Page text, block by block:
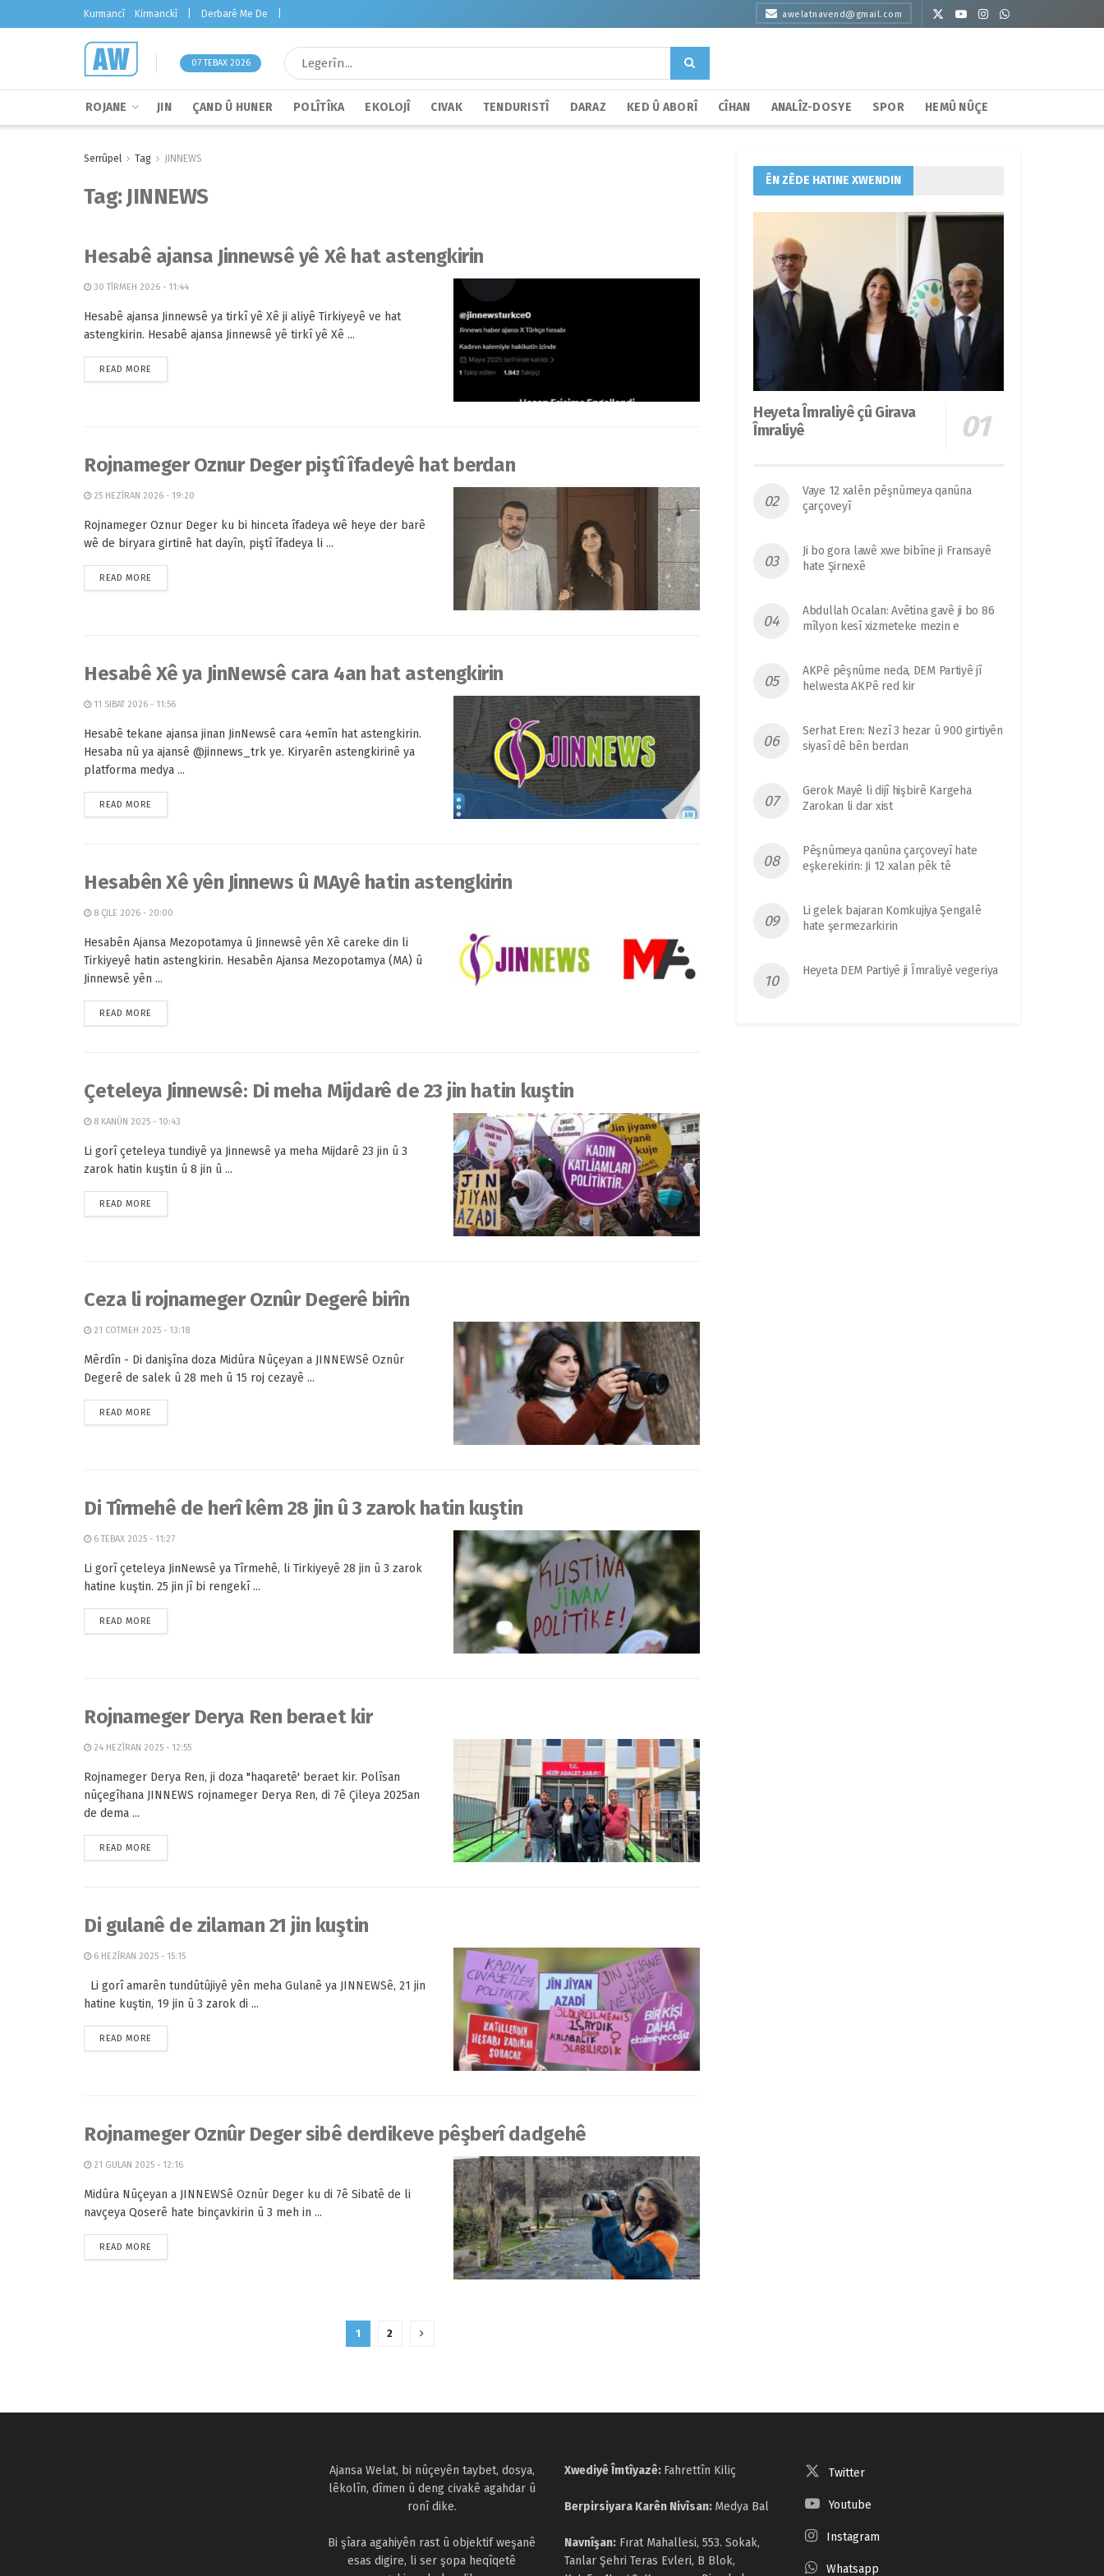
Kurmancî Kirmanckî Derbarê Me De awelatnavend@gmail.com
07 TEBAX 2026
ROJANE JIN ÇAND Û HUNER POLÎTÎKA EKOLOJÎ CIVAK TENDURISTÎ DARAZ KED Û ABORÎ CÎHAN ANALÎZ-DOSYE SPOR HEMÛ NÛÇE
Serrûpel Tag JINNEWS
Tag:JINNEWS
Hesabê ajansa Jinnewsê yê Xê hat astengkirin
30 TÎRMEH 2026 - 11:44
Hesabê ajansa Jinnewsê ya tirkî yê Xê ji aliyê Tirkiyeyê ve hat
astengkirin. Hesabê ajansa Jinnewsê yê tirkî yê Xê ...
READ MORE
Rojnameger Oznur Deger piştî îfadeyê hat berdan
25 HEZÎRAN 2026 - 19:20
Rojnameger Oznur Deger ku bi hinceta îfadeya wê heye der barê
wê de biryara girtinê hat dayîn, piştî îfadeya li ...
READ MORE
Hesabê Xê ya JinNewsê cara 4an hat astengkirin
11 SIBAT 2026 - 11:56
Hesabê tekane ajansa jinan JinNewsê cara 4emîn hat astengkirin.
Hesaba nû ya ajansê @jinnews_trk ye. Kiryarên astengkirinê ya
platforma medya ...
READ MORE
Hesabên Xê yên Jinnews û MAyê hatin astengkirin
8 ÇILE 2026 - 20:00
Hesabên Ajansa Mezopotamya û Jinnewsê yên Xê careke din li
Tirkiyeyê hatin astengkirin. Hesabên Ajansa Mezopotamya (MA) û
Jinnewsê yên ...
READ MORE
Çeteleya Jinnewsê: Di meha Mijdarê de 23 jin hatin kuştin
8 KANÛN 2025 - 10:43
Li gorî çeteleya tundiyê ya Jinnewsê ya meha Mijdarê 23 jin û 3
zarok hatin kuştin û 8 jin û ...
READ MORE
Ceza li rojnameger Oznûr Degerê birîn
21 COTMEH 2025 - 13:18
Mêrdîn - Di danişîna doza Midûra Nûçeyan a JINNEWSê Oznûr
Degerê de salek û 28 meh û 15 roj cezayê ...
READ MORE
Di Tîrmehê de herî kêm 28 jin û 3 zarok hatin kuştin
6 TEBAX 2025 - 11:27
Li gorî çeteleya JinNewsê ya Tîrmehê, li Tirkiyeyê 28 jin û 3 zarok
hatine kuştin. 25 jin jî bi rengekî ...
READ MORE
Rojnameger Derya Ren beraet kir
24 HEZÎRAN 2025 - 12:55
Rojnameger Derya Ren, ji doza "haqaretê' beraet kir. Polîsan
nûçegîhana JINNEWS rojnameger Derya Ren, di 7ê Çileya 2025an
de dema ...
READ MORE
Di gulanê de zilaman 21 jin kuştin
6 HEZÎRAN 2025 - 15:15
Li gorî amarên tundûtûjiyê yên meha Gulanê ya JINNEWSê, 21 jin
hatine kuştin, 19 jin û 3 zarok di ...
READ MORE
Rojnameger Oznûr Deger sibê derdikeve pêşberî dadgehê
21 GULAN 2025 - 12:16
Midûra Nûçeyan a JINNEWSê Oznûr Deger ku di 7ê Sibatê de li
navçeya Qoserê hate binçavkirin û 3 meh in ...
READ MORE
1 2
ÊN ZÊDE HATINE XWENDIN
Heyeta Îmraliyê çû Girava
Îmraliyê
Vaye 12 xalên pêşnûmeya qanûna
çarçoveyî
Ji bo gora lawê xwe bibîne ji Fransayê
hate Şirnexê
Abdullah Ocalan: Avêtina gavê ji bo 86
mîlyon kesî xizmeteke mezin e
AKPê pêşnûme neda, DEM Partiyê jî
helwesta AKPê red kir
Serhat Eren: Nezî 3 hezar û 900 girtiyên
siyasî dê bên berdan
Gerok Mayê li dijî hişbirê Kargeha
Zarokan li dar xist
Pêşnûmeya qanûna çarçoveyî hate
eşkerekirin: Ji 12 xalan pêk tê
Li gelek bajaran Komkujiya Şengalê
hate şermezarkirin
Heyeta DEM Partiyê ji Îmraliyê vegeriya
Ajansa Welat, bi nûçeyên taybet, dosya,
lêkolîn, dîmen û deng civakê agahdar û
ronî dike.
Bi şîara agahiyên rast û objektif weşanê
esas digire, li ser şopa heqîqetê
Xwediyê Îmtîyazê: Fahrettîn Kiliç
Berpirsiyara Karên Nivîsan: Medya Bal
Navnîşan: Fırat Mahallesi, 553. Sokak,
Tanlar Şehri Teras Evleri, B Blok,
Twitter
Youtube
Instagram
Whatsapp